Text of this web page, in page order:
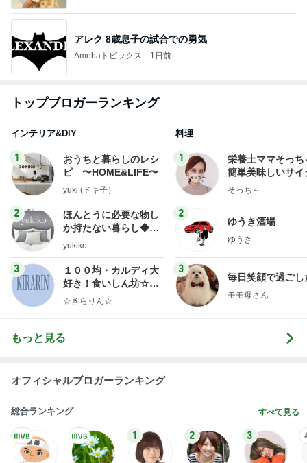
アレク 8歳息子の試合での勇気
Amebaトピックス 1日前
トップブロガーランキング
インテリア&DIY
1
おうちと暮らしのレシ
ピ 〜HOME&LIFE〜
yuki (ドキ子）
2
ほんとうに必要な物し
か持たない暮らし◆Ke
ep Life Simple◆〜イ
yukiko
3
１００均・カルディ大
好き！食いしん坊☆き
らりん☆のブログ
☆きらりん☆
料理
1
栄養士ママそっち
簡単美味しいサイ
献立
そっち～
2
ゆうき酒場
ゆうき
3
毎日笑顔で過ごし
モモ母さん
もっと見る
オフィシャルブロガーランキング
総合ランキング すべて見る
1 2 3